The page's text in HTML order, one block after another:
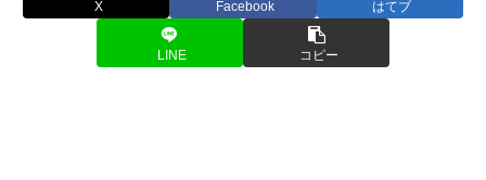
X Facebook はてブ
LINE コピー